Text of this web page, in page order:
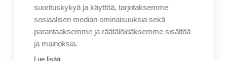
Sukunimi
Sähköposti*
Puhelin*
suorituskykyä ja käyttöä, tarjotaksemme
sosiaalisen median ominaisuuksia sekä
parantaaksemme ja räätälöidäksemme sisältöä
ja mainoksia.
Lue lisää